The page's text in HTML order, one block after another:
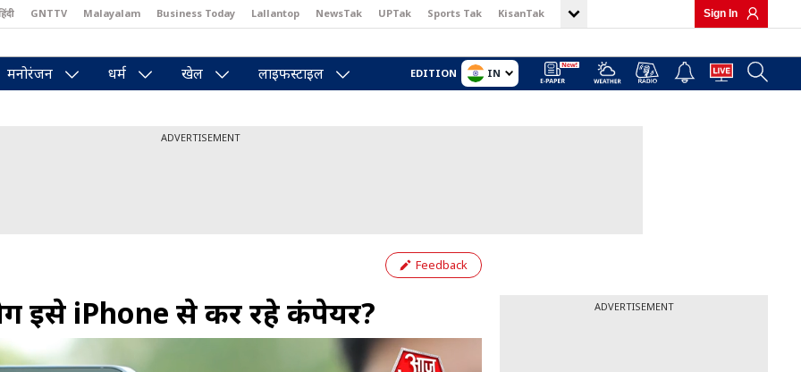
GNTTV Malayalam Business Today Lallantop NewsTak UPTak Sports Tak KisanTak Sign In
मनोरंजन धर्म खेल लाइफस्टाइल EDITION IN
ADVERTISEMENT
Feedback
इसे iPhone से कर रहे कंपेयर? ADVERTISEMENT